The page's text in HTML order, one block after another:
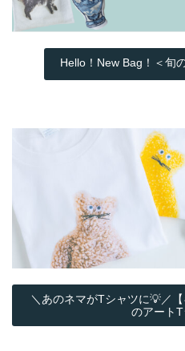
Hello！New Bag！＜旬
＼あのネマがTシャツに💡／
のアート